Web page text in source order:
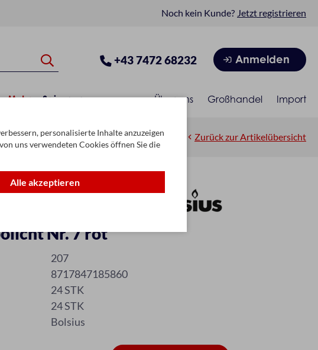
Noch kein Kunde? Jetzt registrieren
+43 7472 68232 Anmelden
Mehr Saisonen Über uns Großhandel Import
Zurück zur Artikelübersicht
Nr. 7 rot
207
8717847185860
24 STK
24 STK
Bolsius
personalisierte Inhalte anzuzeigen
uns verwendeten Cookies öffnen Sie die
Alle akzeptieren